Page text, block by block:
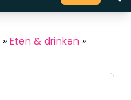
» Eten & drinken »